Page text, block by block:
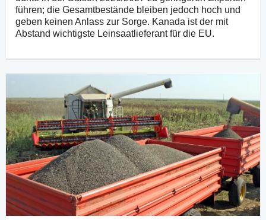
führen; die Gesamtbestände bleiben jedoch hoch und
geben keinen Anlass zur Sorge. Kanada ist der mit
Abstand wichtigste Leinsaatlieferant für die EU.